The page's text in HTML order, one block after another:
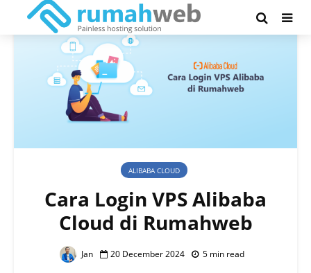
ALIBABA CLOUD
Cara Login VPS Alibaba
Cloud di Rumahweb
Jan 20 December 2024 5 min read